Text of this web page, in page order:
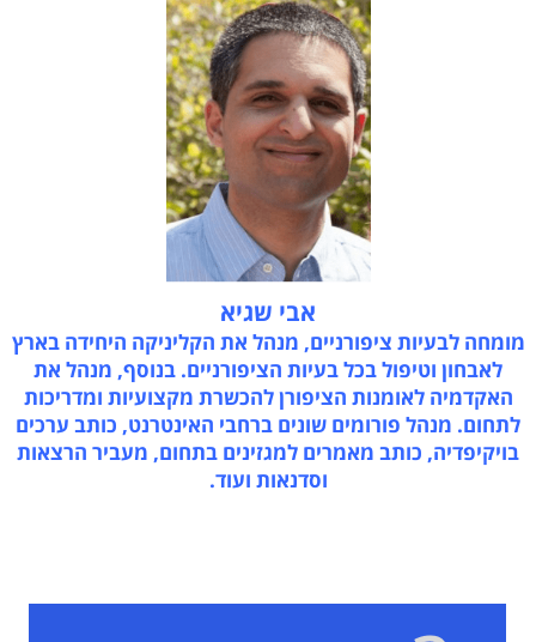
אבי שגיא
מומחה לבעיות ציפורניים, מנהל את הקליניקה היחידה בארץ
לאבחון וטיפול בכל בעיות הציפורניים. בנוסף, מנהל את
האקדמיה לאומנות הציפורן להכשרת מקצועיות ומדריכות
לתחום. מנהל פורומים שונים ברחבי האינטרנט, כותב ערכים
בויקיפדיה, כותב מאמרים למגזינים בתחום, מעביר הרצאות
וסדנאות ועוד.